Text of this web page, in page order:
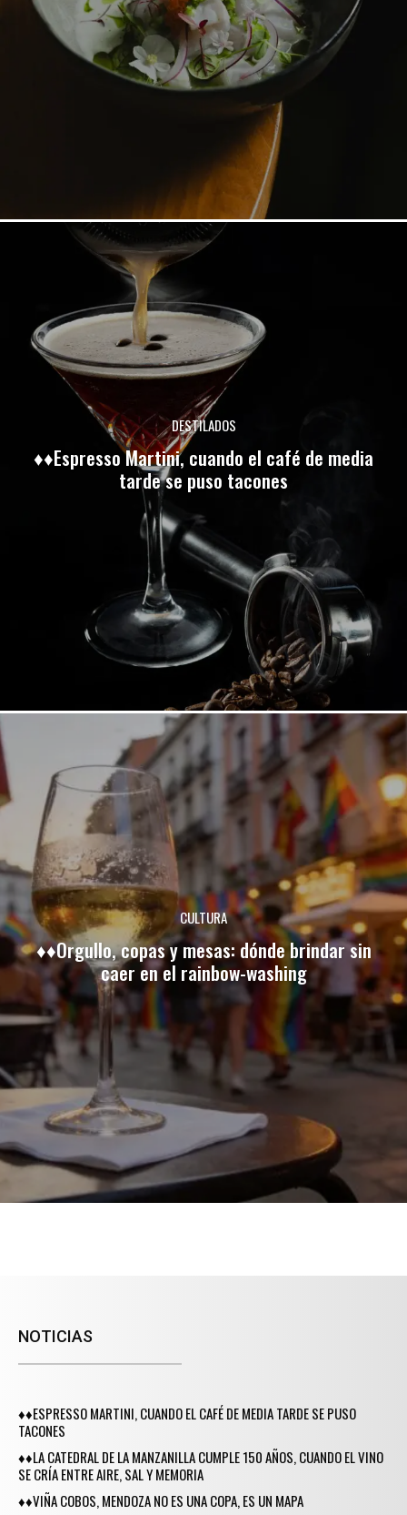
DESTILADOS
♦♦Espresso Martini, cuando el café de media
tarde se puso tacones
CULTURA
♦♦Orgullo, copas y mesas: dónde brindar sin
caer en el rainbow-washing
NOTICIAS
♦♦ESPRESSO MARTINI, CUANDO EL CAFÉ DE MEDIA TARDE SE PUSO
TACONES
♦♦LA CATEDRAL DE LA MANZANILLA CUMPLE 150 AÑOS, CUANDO EL VINO
SE CRÍA ENTRE AIRE, SAL Y MEMORIA
♦♦VIÑA COBOS, MENDOZA NO ES UNA COPA, ES UN MAPA